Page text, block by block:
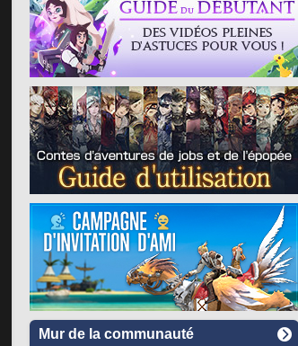
Mur de la communauté